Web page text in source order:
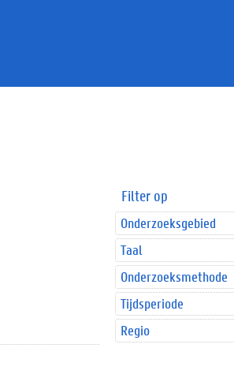
Filter op
Onderzoeksgebied
Taal
Onderzoeksmethode
Tijdsperiode
Regio